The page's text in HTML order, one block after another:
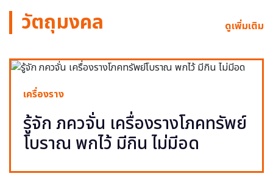
วัตถุมงคล ดูเพิ่มเติม
เครื่องราง
รู้จัก ภควจั่น เครื่องรางโภคทรัพย์
โบราณ พกไว้ มีกิน ไม่มีอด